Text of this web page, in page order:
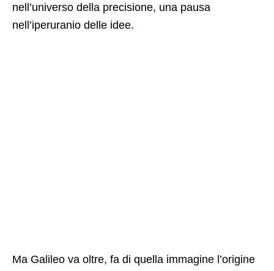
nell’universo della precisione, una pausa
nell’iperuranio delle idee.
Ma Galileo va oltre, fa di quella immagine l’origine